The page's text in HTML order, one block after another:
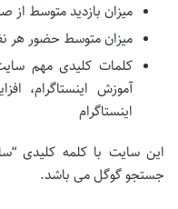
میزان بازدید متوسط از
میزان متوسط حضور هر نفر
کلمات کلیدی مهم
آموزش اینستاگرام،
اینستاگرام
این سایت با کلمه کلیدی
جستجو گوگل می باشد.